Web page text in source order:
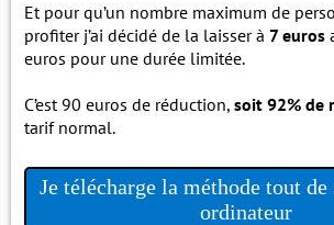
Et pour qu’un nombre maximum de
profiter j’ai décidé de la laisser à 7 euros
euros pour une durée limitée.
C’est 90 euros de réduction, soit 92% de
tarif normal.
Je télécharge la méthode tout
ordinateur